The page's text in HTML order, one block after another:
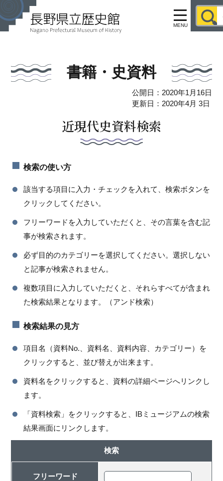
MENU
書籍・史資料
公開日：2020年1月16日
更新日：2020年4月 3日
近現代史資料検索
検索の使い方
該当する項目に入力・チェックを入れて、検索ボタンを
クリックしてください。
フリーワードを入力していただくと、その言葉を含む記
事が検索されます。
必ず目的のカテゴリーを選択してください。選択しない
と記事が検索されません。
複数項目に入力していただくと、それらすべてが含まれ
た検索結果となります。（アンド検索）
検索結果の見方
項目名（資料No.、資料名、資料内容、カテゴリー）を
クリックすると、並び替えが出来ます。
資料名をクリックすると、資料の詳細ページへリンクし
ます。
「資料検索」をクリックすると、IBミュージアムの検索
結果画面にリンクします。
検索
フリーワード